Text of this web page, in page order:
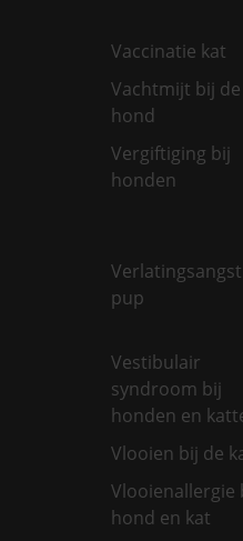
Vaccinatie kat
Vachtmijt bij de
hond
Vergiftiging bij
honden
Verlatingsangst
pup
Vestibulair
syndroom bij
honden en
Vlooien bij de
Vlooienallergie
hond en kat